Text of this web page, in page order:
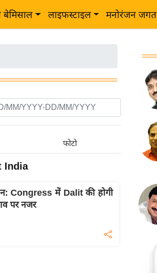
बेमिसाल लाइफस्टाइल मनोरंजन जगत
फोटो
India
Congress में Dalit की होगी
पर नजर